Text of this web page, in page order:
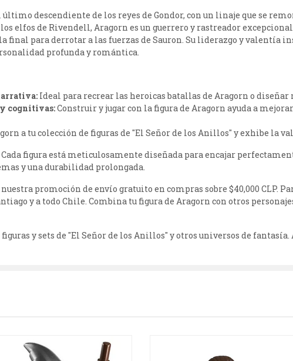
último descendiente de los reyes de Gondor, con un linaje que se
elfos de Rivendell, Aragorn es un guerrero y rastreador
final para derrotar a las fuerzas de Sauron. Su liderazgo y valentía
profunda y romántica.
Ideal para recrear las heroicas batallas de Aragorn o diseñar
y cognitivas:Construir y jugar con la figura de Aragorn ayuda a
a tu colección de figuras de "El Señor de los Anillos" y exhibe la
Cada figura está meticulosamente diseñada para encajar
y una durabilidad prolongada.
promoción de envío gratuito en compras sobre $40,000 CLP.
y a todo Chile. Combina tu figura de Aragorn con otros
figuras y sets de "El Señor de los Anillos" y otros universos de